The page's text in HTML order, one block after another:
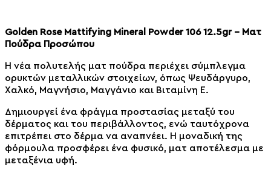
Golden Rose Mattifying Mineral Powder 106 12.5gr – Ματ
Πούδρα Προσώπου
Η νέα πολυτελής ματ πούδρα περιέχει σύμπλεγμα
ορυκτών μεταλλικών στοιχείων, όπως Ψευδάργυρο,
Χαλκό, Μαγνήσιο, Μαγγάνιο και Βιταμίνη Ε.
Δημιουργεί ένα φράγμα προστασίας μεταξύ του
δέρματος και του περιβάλλοντος, ενώ ταυτόχρονα
επιτρέπει στο δέρμα να αναπνέει. Η μοναδική της
φόρμουλα προσφέρει ένα φυσικό, ματ αποτέλεσμα με
μεταξένια υφή.